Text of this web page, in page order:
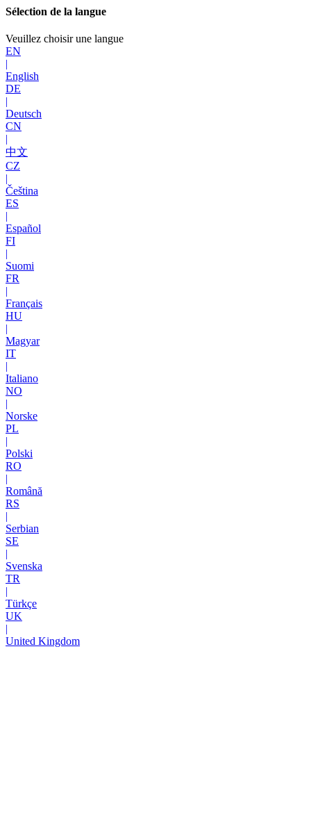
Sélection de la langue
Veuillez choisir une langue
EN
|
English
DE
|
Deutsch
CN
|
中文
CZ
|
Čeština
ES
|
Español
FI
|
Suomi
FR
|
Français
HU
|
Magyar
IT
|
Italiano
NO
|
Norske
PL
|
Polski
RO
|
Română
RS
|
Serbian
SE
|
Svenska
TR
|
Türkçe
UK
|
United Kingdom